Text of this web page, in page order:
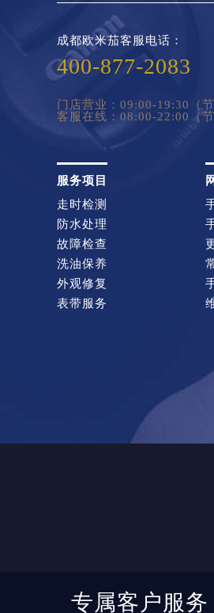
成都欧米茄客服电话：
400-877-2083
门店营业：09:00-19:30（
客服在线：08:00-22:00（节
服务项目
走时检测
防水处理
故障检查
洗油保养
外观修复
表带服务
如权利人或知情人士发现本站内容
专属客户服务